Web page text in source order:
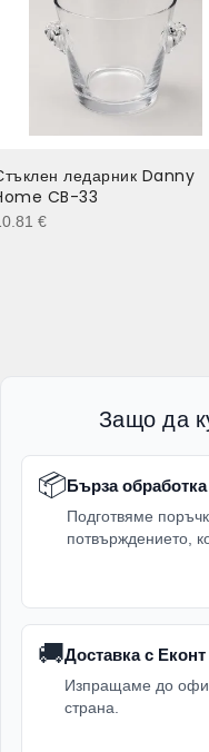
ледарник Danny
CB-33
€
Защо да
📦Бърза обработка
Подготвяме
потвърждението,
🚚Доставка с Еконт
Изпращаме до
страна.